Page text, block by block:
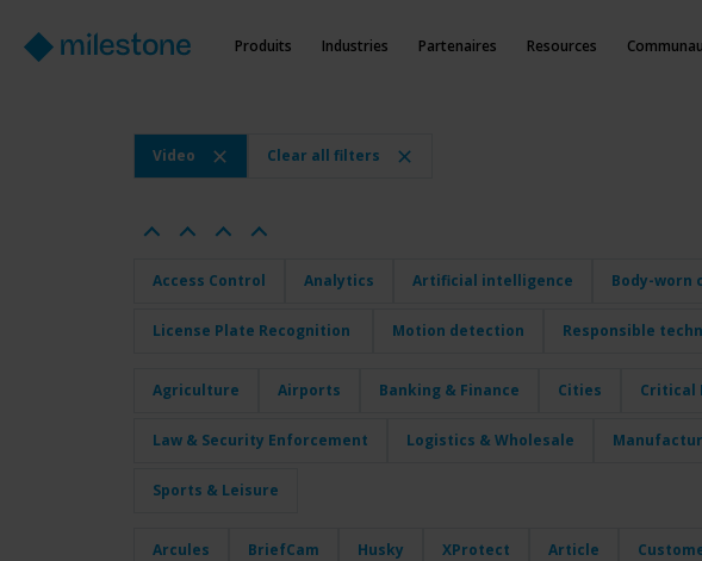
Produits Industries Partenaires Resources
Video Clear all filters
Access Control Analytics Artificial intelligence Body-worn
License Plate Recognition Motion detection Responsible
Agriculture Airports Banking & Finance Cities Critical
Law & Security Enforcement Logistics & Wholesale
Sports & Leisure
Arcules BriefCam Husky XProtect Article